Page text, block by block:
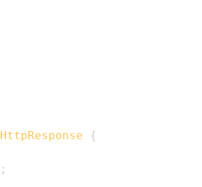
HttpResponse
{
;